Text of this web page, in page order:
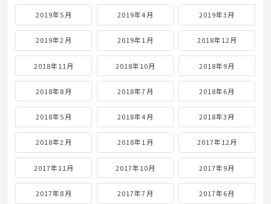
2019年5月 2019年4月 2019年3月
2019年2月 2019年1月 2018年12月
2018年11月 2018年10月 2018年9月
2018年8月 2018年7月 2018年6月
2018年5月 2018年4月 2018年3月
2018年2月 2018年1月 2017年12月
2017年11月 2017年10月 2017年9月
2017年8月 2017年7月 2017年6月